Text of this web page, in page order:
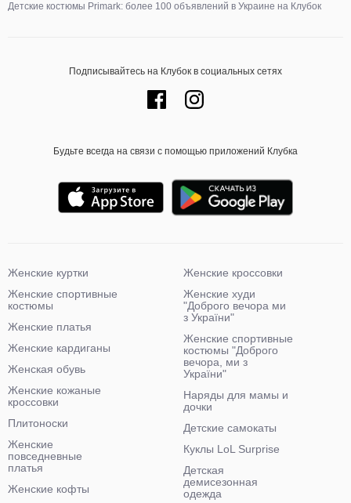
Детские костюмы Primark: более 100 объявлений в Украине на Клубок
Подписывайтесь на Клубок в социальных сетях
Будьте всегда на связи с помощью приложений Клубка
Женские куртки
Женские спортивные
костюмы
Женские платья
Женские кардиганы
Женская обувь
Женские кожаные
кроссовки
Плитоноски
Женские
повседневные
платья
Женские кофты
Женские кроссовки
Женские худи
"Доброго вечора ми
з України"
Женские спортивные
костюмы "Доброго
вечора, ми з
України"
Наряды для мамы и
дочки
Детские самокаты
Куклы LoL Surprise
Детская
демисезонная
одежда